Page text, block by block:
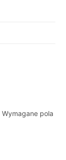
Wymagane pola